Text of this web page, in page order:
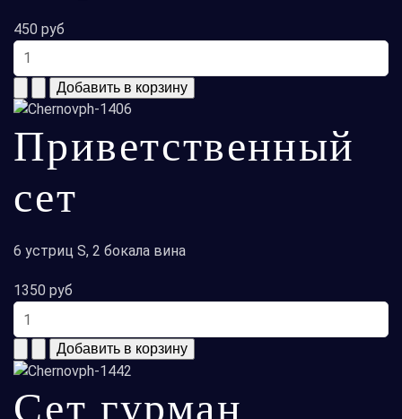
450 руб
Приветственный
сет
6 устриц S, 2 бокала вина
1350 руб
Сет гурман